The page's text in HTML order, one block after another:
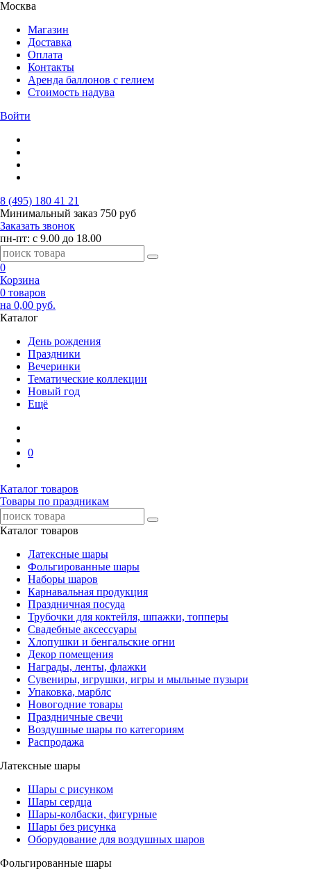
Москва
Магазин
Доставка
Оплата
Контакты
Аренда баллонов с гелием
Стоимость надува
Войти
8 (495) 180 41 21
Минимальный заказ 750 руб
Заказать звонок
пн-пт: с 9.00 до 18.00
0
Корзина
0 товаров
на 0,00 руб.
Каталог
День рождения
Праздники
Вечеринки
Тематические коллекции
Новый год
Ещё
0
Каталог товаров
Товары по праздникам
Каталог товаров
Латексные шары
Фольгированные шары
Наборы шаров
Карнавальная продукция
Праздничная посуда
Трубочки для коктейля, шпажки, топперы
Свадебные аксессуары
Хлопушки и бенгальские огни
Декор помещения
Награды, ленты, флажки
Сувениры, игрушки, игры и мыльные пузыри
Упаковка, марблс
Новогодние товары
Праздничные свечи
Воздушные шары по категориям
Распродажа
Латексные шары
Шары с рисунком
Шары сердца
Шары-колбаски, фигурные
Шары без рисунка
Оборудование для воздушных шаров
Фольгированные шары